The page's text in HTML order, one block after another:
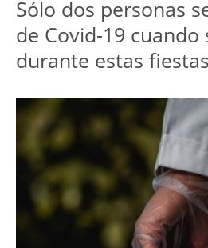
Sólo dos personas
de Covid-19 cuando
durante estas fiestas